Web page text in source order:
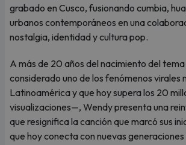
grabado en Cusco, fusionando cumbia,
urbanos contemporáneos en una
nostalgia, identidad y cultura pop.
A más de 20 años del nacimiento del
considerado uno de los fenómenos virales
Latinoamérica y que hoy supera los 20
visualizaciones—, Wendy presenta una
que resignifica la canción que marcó sus
que hoy conecta con nuevas